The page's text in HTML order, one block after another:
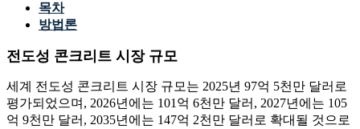
목차
방법론
전도성 콘크리트 시장 규모
세계 전도성 콘크리트 시장 규모는 2025년 97억 5천만 달러로
평가되었으며, 2026년에는 101억 6천만 달러, 2027년에는 105
억 9천만 달러, 2035년에는 147억 2천만 달러로 확대될 것으로